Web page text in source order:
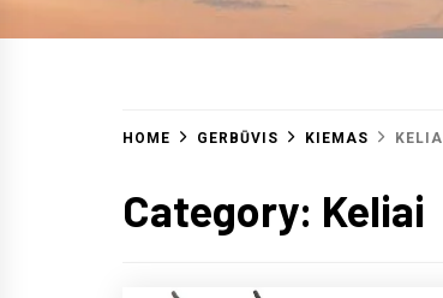
HOME GERBŪVIS KIEMAS KELIAI
Category: Keliai